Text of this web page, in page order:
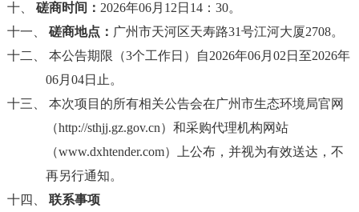
十、 磋商时间： 2026年06月12日14：30。
十一、 磋商地点： 广州市天河区天寿路31号江河大厦2708。
十二、 本公告期限（3个工作日）自2026年06月02日至2026年
06月04日止。
十三、 本次项目的所有相关公告会在广州市生态环境局官网
（http://sthjj.gz.gov.cn）和采购代理机构网站
（www.dxhtender.com）上公布，并视为有效送达，不
再另行通知。
十四、 联系事项